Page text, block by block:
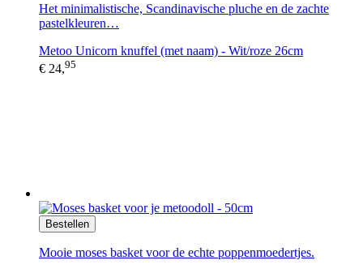
Het minimalistische, Scandinavische pluche en de zachte
pastelkleuren…
Metoo Unicorn knuffel (met naam) - Wit/roze 26cm
€ 24,95
Bestellen
Mooie moses basket voor de echte poppenmoedertjes.